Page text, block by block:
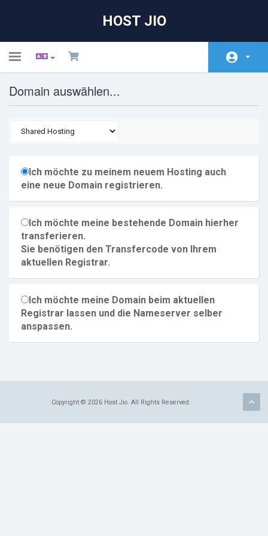
HOST JIO
Toggle
Kundencenter Home
Ankündigungen
Netzwerkstatus
Kontaktieren Sie uns
Domain auswählen...
Ich möchte zu meinem neuem Hosting auch
eine neue Domain registrieren.
Ich möchte meine bestehende Domain hierher
transferieren.
Sie benötigen den Transfercode von Ihrem
aktuellen Registrar.
Ich möchte meine Domain beim aktuellen
Registrar lassen und die Nameserver selber
anspassen.
Copyright © 2026 Host Jio. All Rights Reserved.